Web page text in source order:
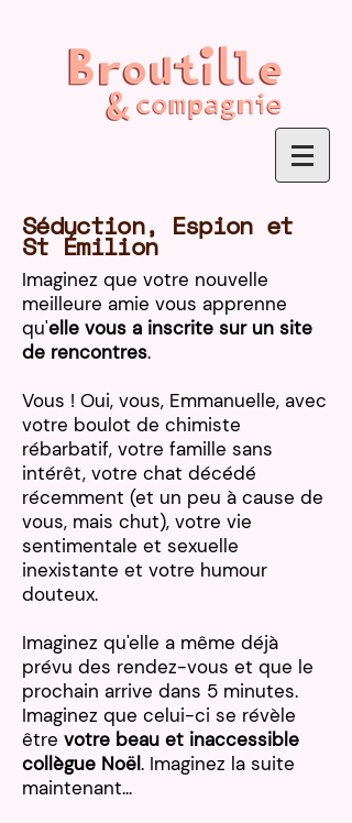
Séduction, Espion et
St Émilion
Imaginez que votre nouvelle
meilleure amie vous apprenne
qu'elle vous a inscrite sur un site
de rencontres.
Vous ! Oui, vous, Emmanuelle, avec
votre boulot de chimiste
rébarbatif, votre famille sans
intérêt, votre chat décédé
récemment (et un peu à cause de
vous, mais chut), votre vie
sentimentale et sexuelle
inexistante et votre humour
douteux.
Imaginez qu'elle a même déjà
prévu des rendez-vous et que le
prochain arrive dans 5 minutes.
Imaginez que celui-ci se révèle
être votre beau et inaccessible
collègue Noël. Imaginez la suite
maintenant...